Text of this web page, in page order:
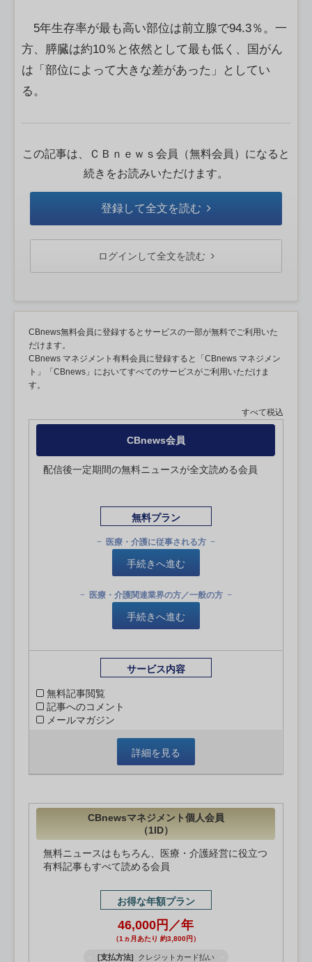
5年生存率が最も高い部位は前立腺で94.3％。一
方、膵臓は約10％と依然として最も低く、国がん
は「部位によって大きな差があった」としてい
る。
この記事は、ＣＢｎｅｗｓ会員（無料会員）になると
続きをお読みいただけます。
登録して全文を読む
ログインして全文を読む
CBnews無料会員に登録するとサービスの一部が無料でご利用いた
だけます。
CBnews マネジメント有料会員に登録すると「CBnews マネジメン
ト」「CBnews」においてすべてのサービスがご利用いただけま
す。
すべて税込
CBnews会員
配信後一定期間の無料ニュースが全文読める会員
無料プラン
医療・介護に従事される方
手続きへ進む
医療・介護関連業界の方／一般の方
手続きへ進む
サービス内容
無料記事閲覧
記事へのコメント
メールマガジン
詳細を見る
CBnewsマネジメント個人会員
（1ID）
無料ニュースはもちろん、医療・介護経営に役立つ
有料記事もすべて読める会員
お得な年額プラン
46,000円／年
（1ヵ月あたり 約3,800円）
[支払方法] クレジットカード払い